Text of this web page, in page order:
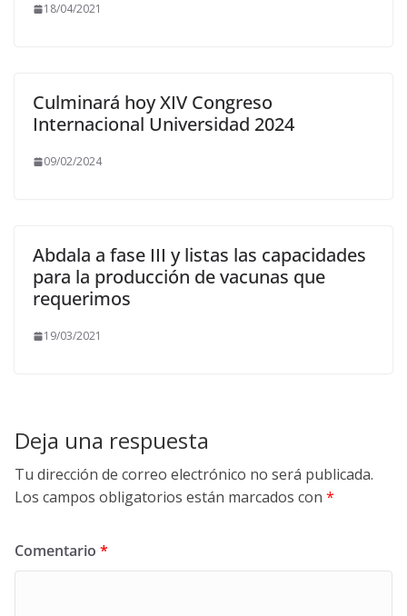
18/04/2021
Culminará hoy XIV Congreso
Internacional Universidad 2024
09/02/2024
Abdala a fase III y listas las capacidades
para la producción de vacunas que
requerimos
19/03/2021
Deja una respuesta
Tu dirección de correo electrónico no será publicada.
Los campos obligatorios están marcados con *
Comentario *